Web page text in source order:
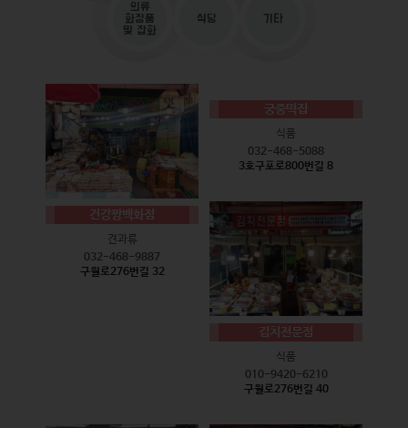
의류
화장품
및 잡화
식당 기타
건강짱백화점
견과류
032-468-9887
구월로276번길 32
궁중떡집
식품
032-468-5088
3호구포로800번길 8
김치전문점
식품
010-9420-6210
구월로276번길 40